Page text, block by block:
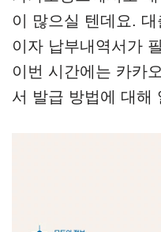
이 많으실 텐데요.
이자 납부내역서가
이번 시간에는 카카
서 발급 방법에 대해